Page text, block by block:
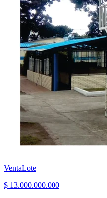
VentaLote
$ 13.000.000.000